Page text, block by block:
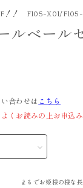
！！ F105-X01/
ベール
合わせは こちら
くお読みの上お申込み
まるでお姫様の様な